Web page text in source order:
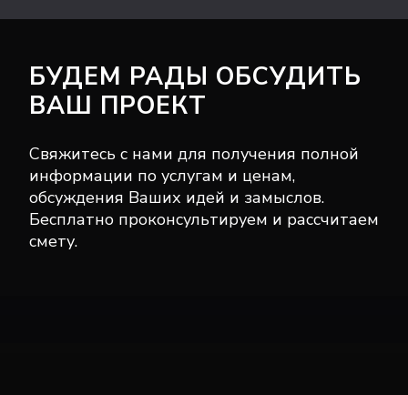
БУДЕМ РАДЫ ОБСУДИТЬ
ВАШ ПРОЕКТ
Свяжитесь с нами для получения полной
информации по услугам и ценам,
обсуждения Ваших идей и замыслов.
Бесплатно проконсультируем и рассчитаем
смету.